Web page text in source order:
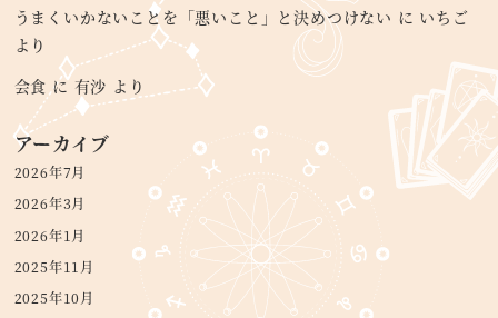
うまくいかないことを「悪いこと」と決めつけない に いちご
より
会食 に 有沙 より
アーカイブ
2026年7月
2026年3月
2026年1月
2025年11月
2025年10月